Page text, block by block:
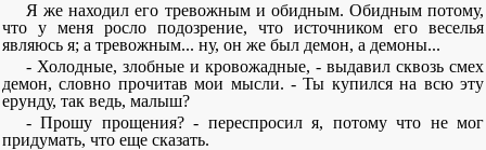
Я же находил его тревожным и обидным. Обидным потому,
что у меня росло подозрение, что источником его веселья
являюсь я; а тревожным... ну, он же был демон, а демоны...
- Холодные, злобные и кровожадные, - выдавил сквозь смех
демон, словно прочитав мои мысли. - Ты купился на всю эту
ерунду, так ведь, малыш?
- Прошу прощения? - переспросил я, потому что не мог
придумать, что еще сказать.